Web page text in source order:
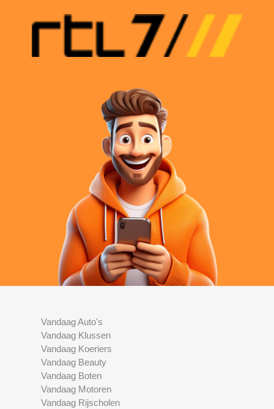
Vandaag Auto's
Vandaag Klussen
Vandaag Koeriers
Vandaag Beauty
Vandaag Boten
Vandaag Motoren
Vandaag Rijscholen